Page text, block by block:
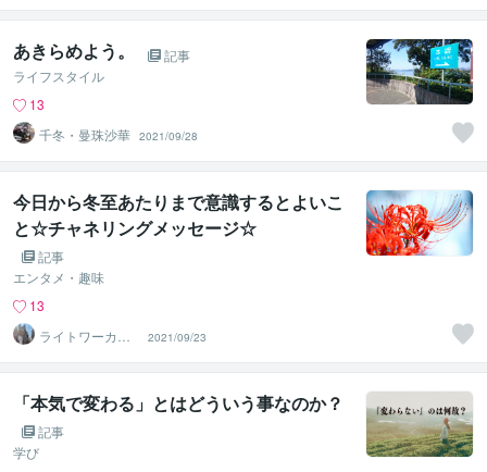
あきらめよう。
記事
ライフスタイル
13
千冬・曼珠沙華 2021/09/28
今日から冬至あたりまで意識するとよいこ
と☆チャネリングメッセージ☆
記事
エンタメ・趣味
13
ライトワーカー
✶ユカ
2021/09/23
「本気で変わる」とはどういう事なのか？
記事
学び